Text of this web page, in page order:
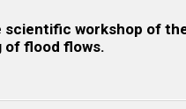
workshop of
of flood flows.